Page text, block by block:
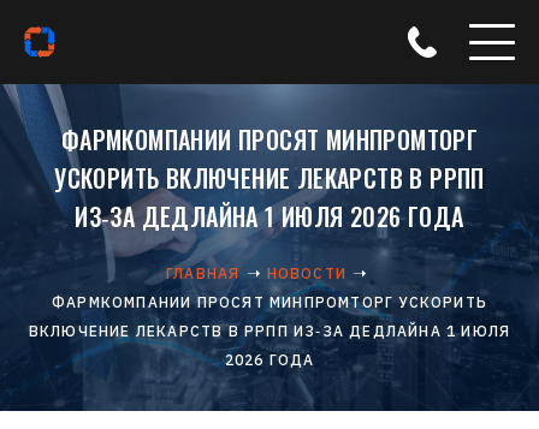
ФАРМКОМПАНИИ ПРОСЯТ МИНПРОМТОРГ
УСКОРИТЬ ВКЛЮЧЕНИЕ ЛЕКАРСТВ В РРПП
ИЗ‑ЗА ДЕДЛАЙНА 1 ИЮЛЯ 2026 ГОДА
ГЛАВНАЯ
НОВОСТИ
ФАРМКОМПАНИИ ПРОСЯТ МИНПРОМТОРГ УСКОРИТЬ
ВКЛЮЧЕНИЕ ЛЕКАРСТВ В РРПП ИЗ‑ЗА ДЕДЛАЙНА 1 ИЮЛЯ
2026 ГОДА